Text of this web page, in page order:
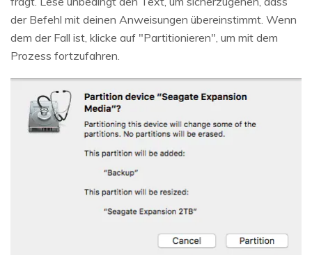
der Befehl mit deinen Anweisungen übereinstimmt. Wenn
dem der Fall ist, klicke auf "Partitionieren", um mit dem
Prozess fortzufahren.